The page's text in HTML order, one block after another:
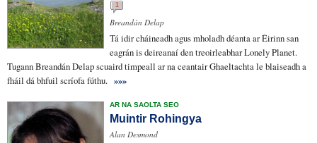
1
Breandán Delap
Táidir cháineadhagus mholadh déanta ar Éirinn san
eagránis deireanaí dentreoirleabharLonely Planet.
Tugann Breandán Delapscuairdtimpeall ar na ceantair Ghaeltachta le blaiseadha
fháil dá bhfuil scríofa fúthu. »»»
AR NA SAOLTA SEO
Muintir Rohingya
Alan Desmond